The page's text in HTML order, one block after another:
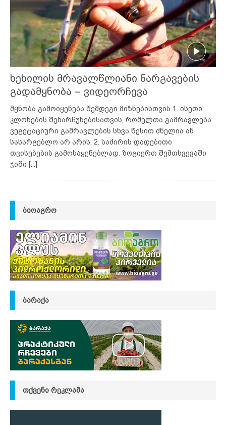
ხეხილის მრავალწლიანი ნარგავების
გადამყნობა – ვიდეორჩევა
მყნობა გამოიყენება შემდეგი მიზნებისთვის 1. ისეთი
კლონების შენარჩუნებისათვის, რომელთა გამრავლება
ვეგეტაციური გამრავლების სხვა წესით ძნელია ან
სასარგებლო არ არის; 2. საძირის დადებითი
თვისებების გამოსაყენებლად. ზოგიერთ შემთხვევაში
ჯიში [...]
ᲑᲘᲝᲐᲒᲠᲝ
ᲑᲐᲠᲐᲥᲐ
ᲗᲥᲕᲔᲜᲘ ᲠᲔᲙᲚᲐᲛᲐ